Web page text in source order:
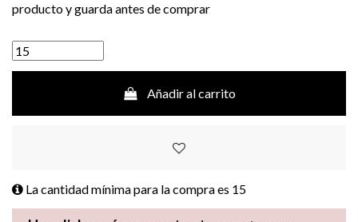
producto y guarda antes de comprar
Añadir al carrito
La cantidad mínima para la compra es 15